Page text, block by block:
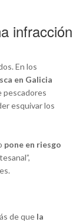
infracción
En los
en Galicia
pescadores
esquivar los
pone en riesgo
de que la